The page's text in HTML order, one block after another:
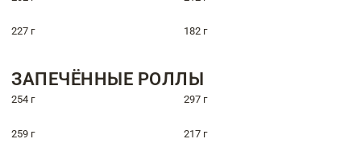
227 г 182 г
ЗАПЕЧЁННЫЕ РОЛЛЫ
254 г 297 г
259 г 217 г